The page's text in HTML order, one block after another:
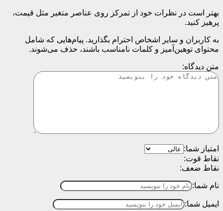
بهتر است در نظرات خود از تمرکز روی عناصر متغیر مثل قیمت،
پرهیز کنید.
به کاربران و سایر اشخاص احترام بگذارید. پیام‌هایی که شامل
محتوای توهین‌آمیز و کلمات نامناسب باشند، حذف می‌شوند.
متن دیدگاه:
امتیاز شما:
نقاط قوت:
نقاط ضعف:
نام شما:
ایمیل شما: